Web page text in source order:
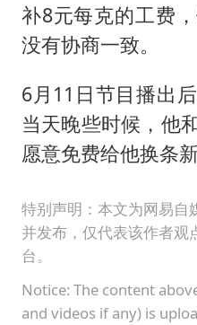
补8元每克的工费
没有协商一致。
6月11日节目播出
当天晚些时候，他
愿意免费给他换条新
特别声明：本文为网易自
并发布，仅代表该作者观
台。
Notice: The content
and videos if any) is